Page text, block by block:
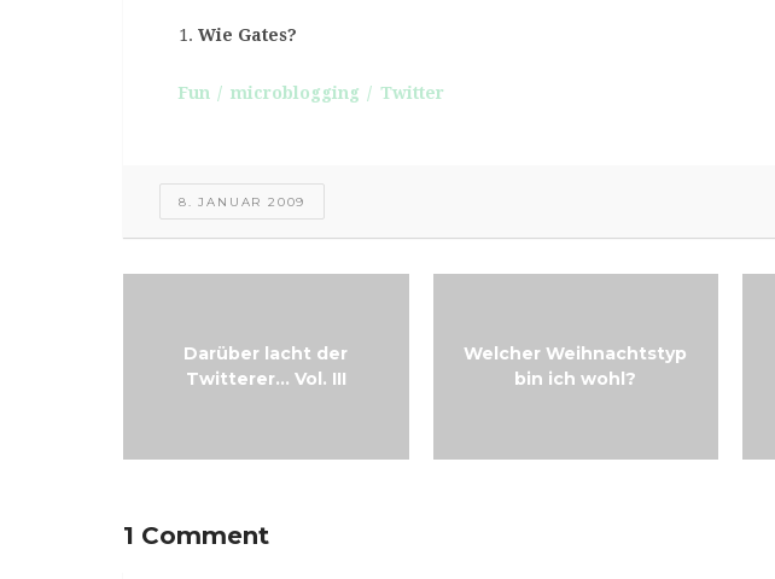
Wie Gates?
Fun microblogging Twitter
8. JANUAR 2009
Darüber lacht der
Twitterer… Vol. III
Welcher Weihnachtstyp
bin ich wohl?
1 Comment